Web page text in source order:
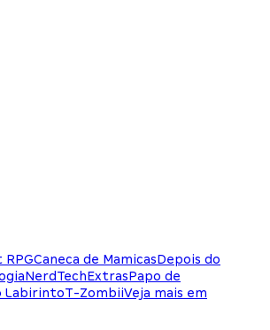
RPGCaneca de MamicasDepois do
NerdTechExtrasPapo de
LabirintoT-ZombiiVeja mais em